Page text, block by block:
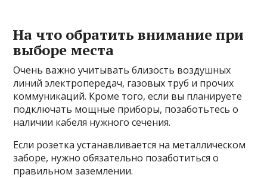
На что обратить внимание при
выборе места
Очень важно учитывать близость воздушных
линий электропередач, газовых труб и прочих
коммуникаций. Кроме того, если вы планируете
подключать мощные приборы, позаботьтесь о
наличии кабеля нужного сечения.
Если розетка устанавливается на металлическом
заборе, нужно обязательно позаботиться о
правильном заземлении.